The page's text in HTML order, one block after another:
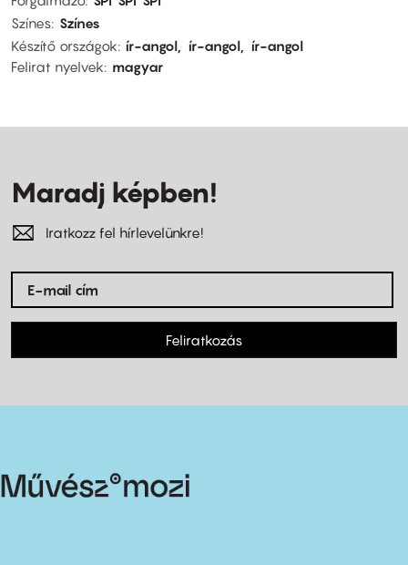
Színes Színes
Készítő országok ír-angol ír-angol
ír-angol
Felirat nyelvek
magyar
Maradj képben!
Iratkozz fel hírlevelünkre!
Feliratkozás